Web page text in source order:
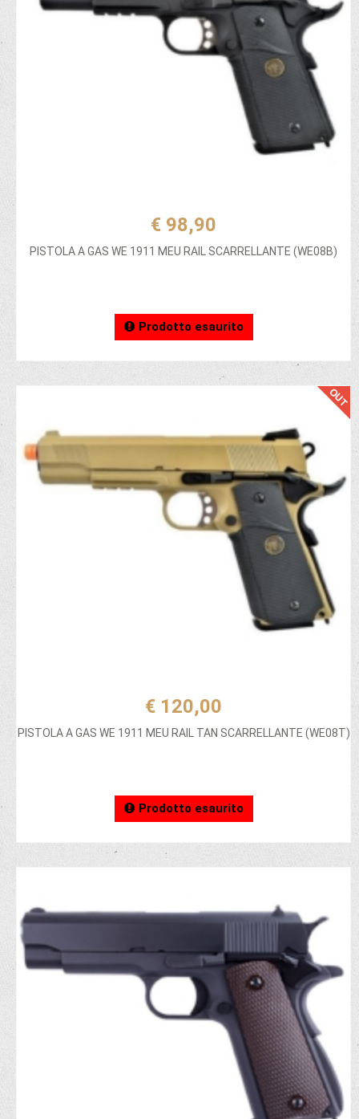
€ 98,90
PISTOLA A GAS WE 1911 MEU RAIL SCARRELLANTE (WE08B)
Prodotto esaurito
€ 120,00
PISTOLA A GAS WE 1911 MEU RAIL TAN SCARRELLANTE (WE08T)
Prodotto esaurito